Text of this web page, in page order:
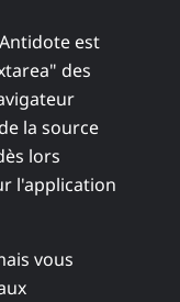
est
des
la source
lors
l'application
vous